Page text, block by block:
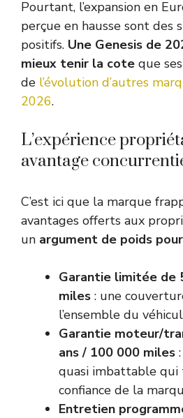
Pourtant, l’expansion en
perçue en hausse sont des
positifs. Une Genesis de
mieux tenir la cote que
de l’évolution d’autres
2026.
L’expérience
avantage
C’est ici que la marque
avantages offerts aux
un argument de poids
Garantie limitée de
miles : une
l’ensemble du
Garantie moteur/
ans / 100 000 miles
quasi imbattable qui
confiance de la
Entretien